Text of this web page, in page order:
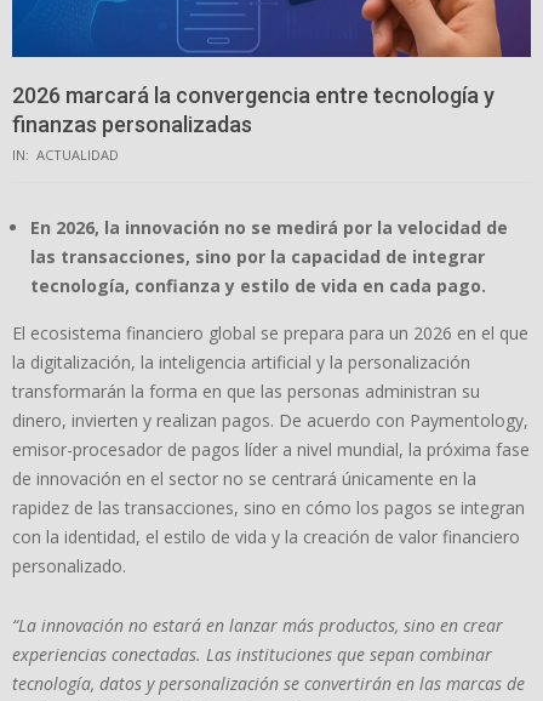
2026 marcará la convergencia entre tecnología y
finanzas personalizadas
IN: ACTUALIDAD
En 2026, la innovación no se medirá por la velocidad de
las transacciones, sino por la capacidad de integrar
tecnología, confianza y estilo de vida en cada pago.
El ecosistema financiero global se prepara para un 2026 en el que
la digitalización, la inteligencia artificial y la personalización
transformarán la forma en que las personas administran su
dinero, invierten y realizan pagos. De acuerdo con Paymentology,
emisor-procesador de pagos líder a nivel mundial, la próxima fase
de innovación en el sector no se centrará únicamente en la
rapidez de las transacciones, sino en cómo los pagos se integran
con la identidad, el estilo de vida y la creación de valor financiero
personalizado.
“La innovación no estará en lanzar más productos, sino en crear
experiencias conectadas. Las instituciones que sepan combinar
tecnología, datos y personalización se convertirán en las marcas de